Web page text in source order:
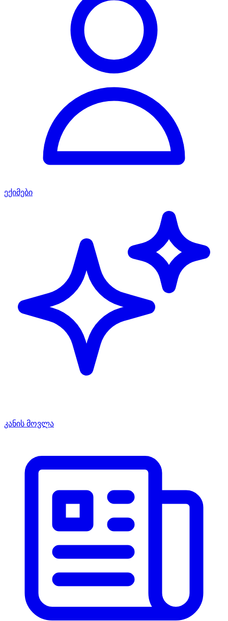
ექიმები
კანის მოვლა